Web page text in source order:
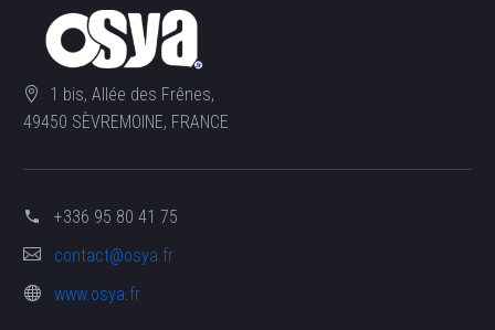
1 bis, Allée des Frênes,
49450 SÈVREMOINE, FRANCE
+336 95 80 41 75
contact@osya.fr
www.osya.fr